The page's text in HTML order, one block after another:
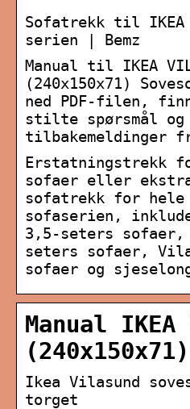
Sofatrekk til IKEA
serien | Bemz
Manual til IKEA
(240x150x71)
ned PDF-filen,
stilte spørsmål
tilbakemeldinger
Erstatningstrekk
sofaer eller
sofatrekk for hele
sofaserien,
3,5-seters sofaer,
seters sofaer,
sofaer og
Manual IKEA
Ikea Vilasund
torget